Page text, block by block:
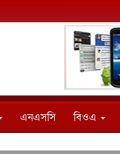
এনএসসি বিওএ